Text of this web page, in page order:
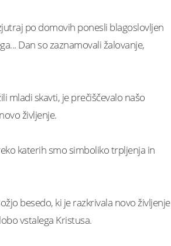
po domovih ponesli blagoslovljen
Dan so zaznamovali žalovanje,
mladi skavti, je prečiščevalo našo
življenje.
katerih smo simboliko trpljenja in
besedo, ki je razkrivala novo življenje
vstalega Kristusa.